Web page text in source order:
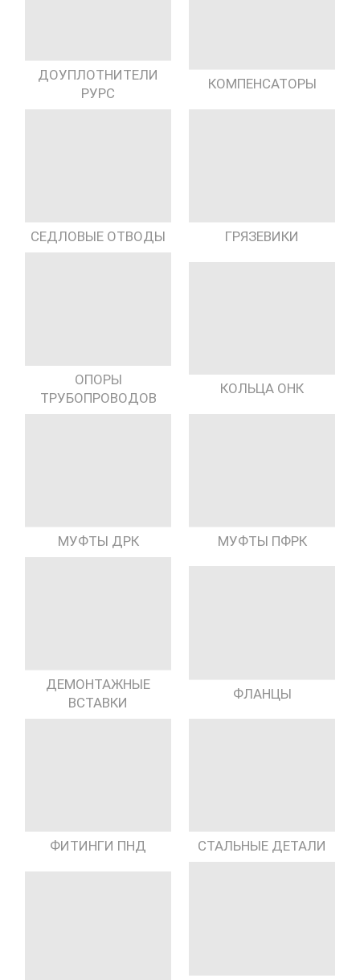
ДОУПЛОТНИТЕЛИ
РУРС
КОМПЕНСАТОРЫ
СЕДЛОВЫЕ ОТВОДЫ ГРЯЗЕВИКИ
ОПОРЫ
ТРУБОПРОВОДОВ
КОЛЬЦА ОНК
МУФТЫ ДРК МУФТЫ ПФРК
ДЕМОНТАЖНЫЕ
ВСТАВКИ
ФЛАНЦЫ
ФИТИНГИ ПНД СТАЛЬНЫЕ ДЕТАЛИ